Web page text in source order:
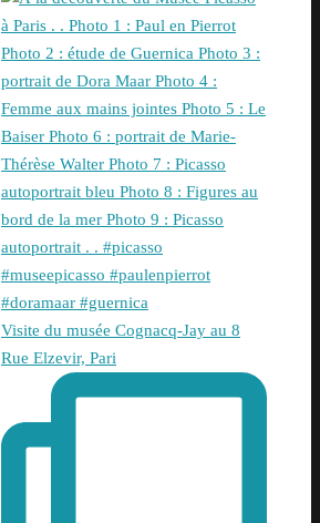
Visite du musée Cognacq-Jay au 8
Rue Elzevir, Pari